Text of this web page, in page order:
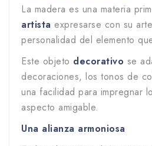
La madera es una materia
artista expresarse con su
personalidad del elemento
Este objeto decorativo se
decoraciones, los tonos de
una facilidad para impregnar
aspecto amigable.
Una alianza armoniosa